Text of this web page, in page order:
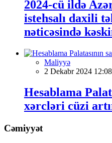
2024-cü ildə
istehsalı daxili
nəticəsində
Maliyyə
2 Dekabr 2024 12:08
Hesablama
xərcləri cüzi
Cəmiyyət